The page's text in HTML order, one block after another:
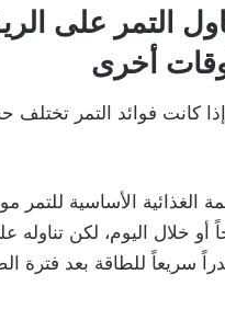
التمر على
أخرى
كانت فوائد التمر
الغذائية الأساسية للتمر
أو خلال اليوم، لكن تناوله
سريعاً للطاقة بعد فترة